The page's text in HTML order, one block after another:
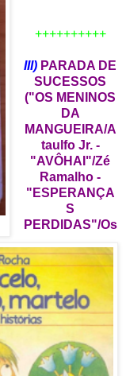
++++++++++
III) PARADA DE
SUCESSOS
("OS MENINOS
DA
MANGUEIRA/A
taulfo Jr. -
"AVÔHAI"/Zé
Ramalho -
"ESPERANÇA
S
PERDIDAS"/Os